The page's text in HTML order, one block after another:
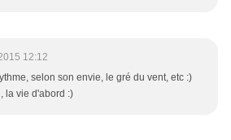
12:12
selon son envie, le gré du vent, etc :)
la vie d'abord :)